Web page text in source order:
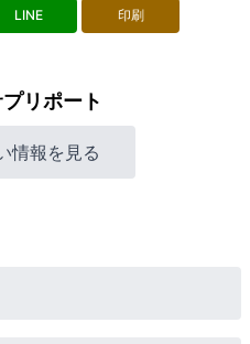
LINE 印刷
リポート
情報を見る